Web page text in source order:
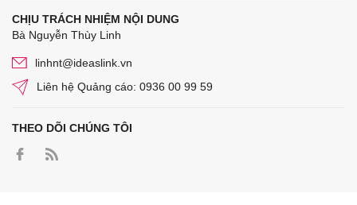
CHỊU TRÁCH NHIỆM NỘI DUNG
Bà Nguyễn Thùy Linh
linhnt@ideaslink.vn
Liên hệ Quảng cáo: 0936 00 99 59
THEO DÕI CHÚNG TÔI